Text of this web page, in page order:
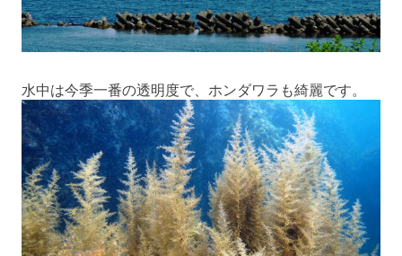
水中は今季一番の透明度で、ホンダワラも綺麗です。